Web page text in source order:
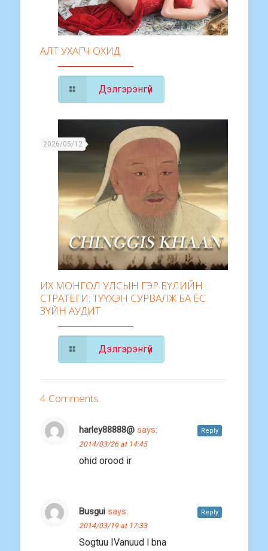
АЛТ УХАГЧ ОХИД
Дэлгэрэнгүй
2026/05/12
ИХ МОНГОЛ УЛСЫН ГЭР БҮЛИЙН
СТРАТЕГИ: ТҮҮХЭН СУРВАЛЖ БА ЁС
ЗҮЙН АУДИТ
Дэлгэрэнгүй
4 Comments
harley88888@ says:
2014/03/26 at 14:45
ohid orood ir
Reply
Busgui says:
2014/03/19 at 17:33
Sogtuu IVanuud l bna
Reply